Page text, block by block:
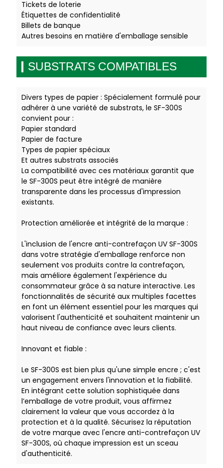
Tickets de loterie
Étiquettes de confidentialité
Billets de banque
Autres besoins en matière d'emballage sensible
SUBSTRATS COMPATIBLES
Divers types de papier : Spécialement formulé pour
adhérer à une variété de substrats, le SF-300S
convient pour :
Papier standard
Papier de facture
Types de papier spéciaux
Et autres substrats associés
La compatibilité avec ces matériaux garantit que
le SF-300S peut être intégré de manière
transparente dans les processus d'impression
existants.
Protection améliorée et intégrité de la marque :
L'inclusion de l'encre anti-contrefaçon UV SF-300S
dans votre stratégie d'emballage renforce non
seulement vos produits contre la contrefaçon,
mais améliore également l'expérience du
consommateur grâce à sa nature interactive. Les
fonctionnalités de sécurité aux multiples facettes
en font un élément essentiel pour les marques qui
valorisent l'authenticité et souhaitent maintenir un
haut niveau de confiance avec leurs clients.
Innovant et fiable :
Le SF-300S est bien plus qu'une simple encre ; c'est
un engagement envers l'innovation et la fiabilité.
En intégrant cette solution sophistiquée dans
l’emballage de votre produit, vous affirmez
clairement la valeur que vous accordez à la
protection et à la qualité. Sécurisez la réputation
de votre marque avec l'encre anti-contrefaçon UV
SF-300S, où chaque impression est un sceau
d'authenticité.